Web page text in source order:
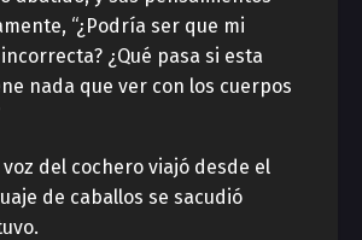
“¿Podría ser que mi
¿Qué pasa si esta
nada que ver con los cuerpos
voz del cochero viajó desde el
de caballos se sacudió